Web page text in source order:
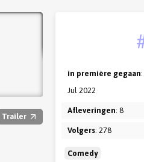
Trailer
in première gegaan:
Jul 2022
Afleveringen: 8
Volgers: 278
Comedy